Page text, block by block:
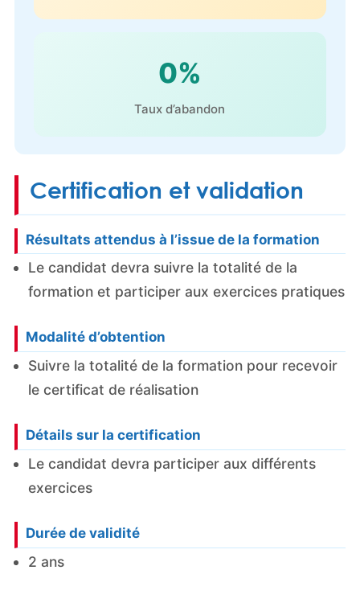
0%
Taux d’abandon
Certification et validation
Résultats attendus à l’issue de la formation
Le candidat devra suivre la totalité de la
formation et participer aux exercices pratiques
Modalité d’obtention
Suivre la totalité de la formation pour recevoir
le certificat de réalisation
Détails sur la certification
Le candidat devra participer aux différents
exercices
Durée de validité
2 ans